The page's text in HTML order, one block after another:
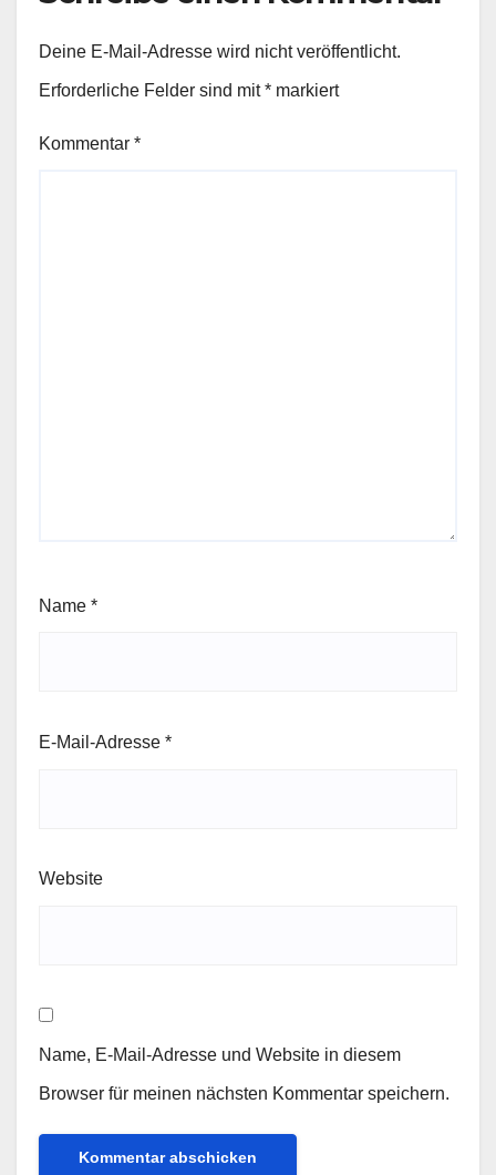
Deine E-Mail-Adresse wird nicht veröffentlicht.
Erforderliche Felder sind mit* markiert
Kommentar *
Name *
E-Mail-Adresse *
Website
Name, E-Mail-Adresse und Website in diesem
Browser für meinen nächsten Kommentar speichern.